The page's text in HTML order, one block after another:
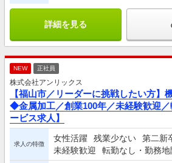
詳細を見る
NEW 正社員
株式会社アンリックス
【福山市／リーダーに挑戦したい方】
◆金属加工／創業100年／未経験歓迎
ービス求人】
求人の特徴
女性活躍 残業少ない 第二新
未経験歓迎
転勤なし・勤務地